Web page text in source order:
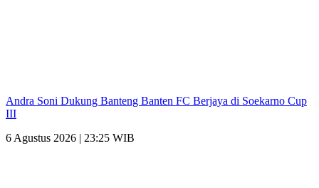
Andra Soni Dukung Banteng Banten FC Berjaya di Soekarno Cup
III
6 Agustus 2026 | 23:25 WIB